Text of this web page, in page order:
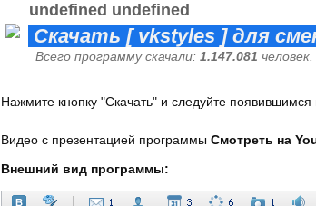
undefined undefined
Скачать [ vkstyles ] для
Всего программу скачали: 1.147.081 человек.
Нажмите кнопку "Скачать" и следуйте
Видео с презентацией программы Смотреть на
Внешний вид программы: